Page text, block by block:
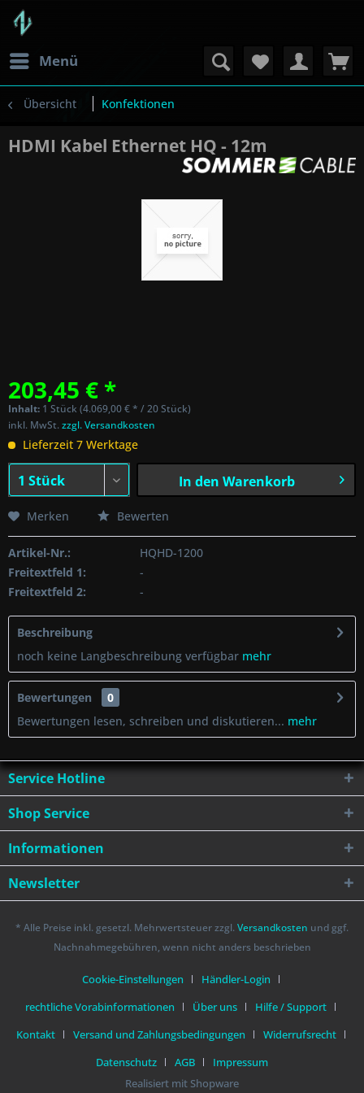
Menü
Übersicht Konfektionen
HDMI Kabel Ethernet HQ - 12m
203,45 € *
Inhalt: 1 Stück (4.069,00 € * / 20 Stück)
inkl. MwSt.zzgl. Versandkosten
Lieferzeit 7 Werktage
In den Warenkorb
Merken Bewerten
Artikel-Nr.:
HQHD-1200
Freitextfeld 1:
-
Freitextfeld 2:
-
Beschreibung
noch keine Langbeschreibung verfügbar mehr
Bewertungen
0
Bewertungen lesen, schreiben und diskutieren... mehr
Service Hotline
Shop Service
Informationen
Newsletter
* Alle Preise inkl. gesetzl. Mehrwertsteuer zzgl. Versandkosten und ggf.
Nachnahmegebühren, wenn nicht anders beschrieben
Cookie-Einstellungen
Händler-Login
rechtliche Vorabinformationen
Über uns
Hilfe / Support
Kontakt
Versand und Zahlungsbedingungen
Widerrufsrecht
Datenschutz
AGB
Impressum
Realisiert mit Shopware